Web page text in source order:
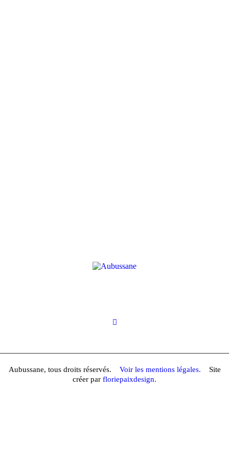
Aubussane, tous droits réservés. Voir les mentions légales. Site
créer par floriepaixdesign.